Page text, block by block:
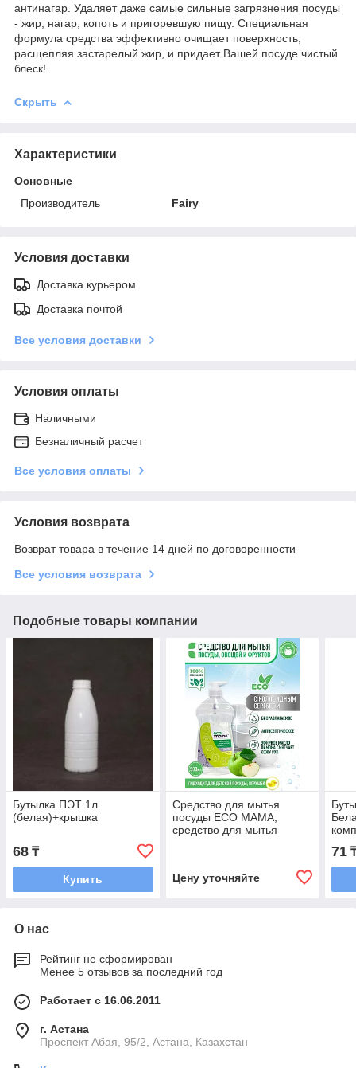
антинагар. Удаляет даже самые сильные загрязнения посуды
- жир, нагар, копоть и пригоревшую пищу. Специальная
формула средства эффективно очищает поверхность,
расщепляя застарелый жир, и придает Вашей посуде чистый
блеск!
Скрыть
Характеристики
Основные
Производитель
Fairy
Условия доставки
Доставка курьером
Доставка почтой
Все условия доставки
Условия оплаты
Наличными
Безналичный расчет
Все условия оплаты
Условия возврата
Возврат товара в течение 14 дней по договоренности
Все условия возврата
Подобные товары компании
Бутылка ПЭТ 1л.
(белая)+крышка
68 ₸
Купить
Средство для мытья
посуды ECO MAMA,
средство для мытья
Цену уточняйте
71
О нас
Рейтинг не сформирован
Менее 5 отзывов за последний год
Работает с 16.06.2011
г. Астана
​Проспект Абая, 95/2, Астана, Казахстан